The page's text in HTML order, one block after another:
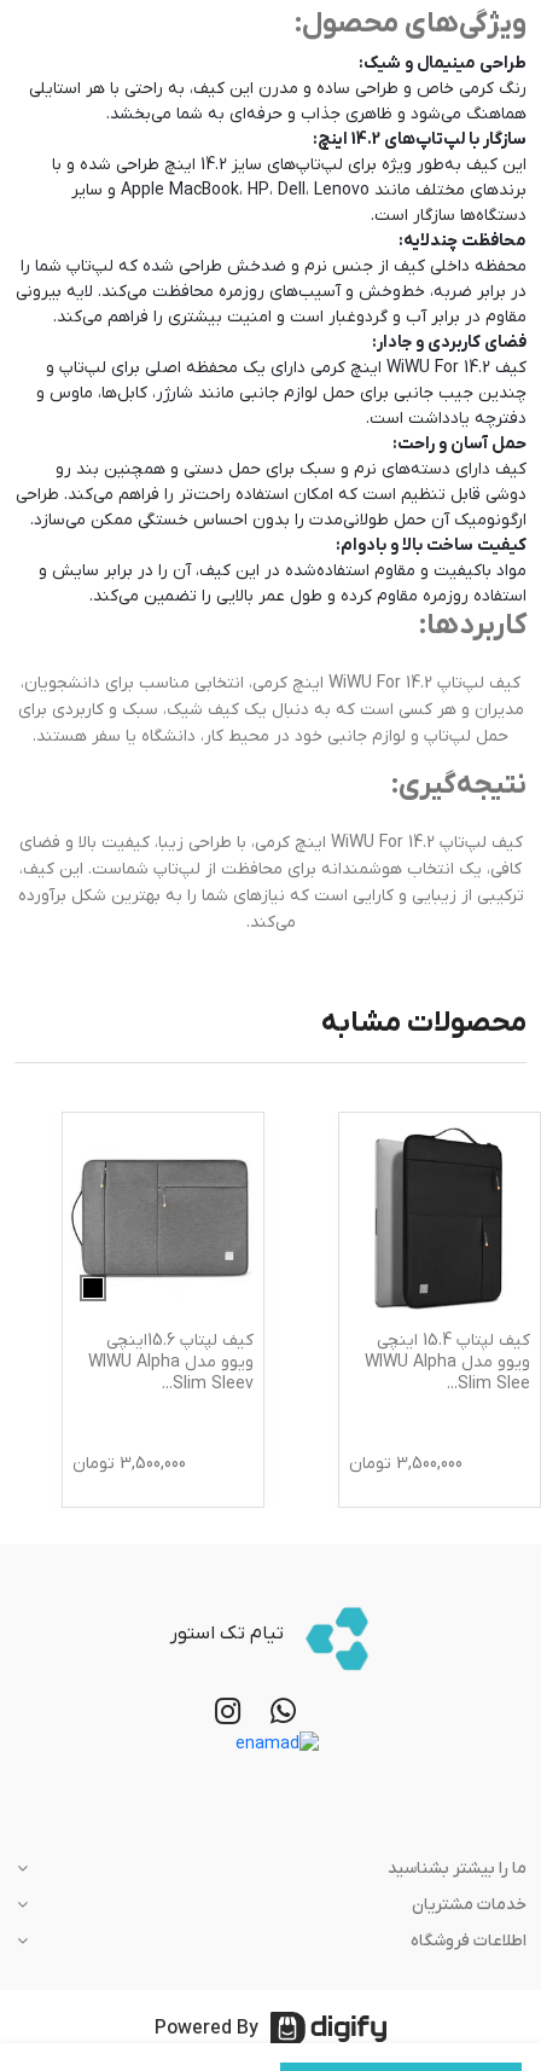
ویژگی‌های محصول:
طراحی مینیمال و شیک:
رنگ کرمی خاص و طراحی ساده و مدرن این کیف، به راحتی با هر استایلی
هماهنگ می‌شود و ظاهری جذاب و حرفه‌ای به شما می‌بخشد.
سازگار با لپ‌تاپ‌های 14.2 اینچ:
این کیف به‌طور ویژه برای لپ‌تاپ‌های سایز 14.2 اینچ طراحی شده و با
برندهای مختلف مانند Apple MacBook، HP، Dell، Lenovo و سایر
دستگاه‌ها سازگار است.
محافظت چندلایه:
محفظه داخلی کیف از جنس نرم و ضدخش طراحی شده که لپ‌تاپ شما را
در برابر ضربه، خط‌وخش و آسیب‌های روزمره محافظت می‌کند. لایه بیرونی
مقاوم در برابر آب و گردوغبار است و امنیت بیشتری را فراهم می‌کند.
فضای کاربردی و جادار:
کیف WiWU For 14.2 اینچ کرمی دارای یک محفظه اصلی برای لپ‌تاپ و
چندین جیب جانبی برای حمل لوازم جانبی مانند شارژر، کابل‌ها، ماوس و
دفترچه یادداشت است.
حمل آسان و راحت:
کیف دارای دسته‌های نرم و سبک برای حمل دستی و همچنین بند رو
دوشی قابل تنظیم است که امکان استفاده راحت‌تر را فراهم می‌کند. طراحی
ارگونومیک آن حمل طولانی‌مدت را بدون احساس خستگی ممکن می‌سازد.
کیفیت ساخت بالا و بادوام:
مواد باکیفیت و مقاوم استفاده‌شده در این کیف، آن را در برابر سایش و
استفاده روزمره مقاوم کرده و طول عمر بالایی را تضمین می‌کند.
کاربردها:
کیف لپ‌تاپ WiWU For 14.2 اینچ کرمی، انتخابی مناسب برای دانشجویان،
مدیران و هر کسی است که به دنبال یک کیف شیک، سبک و کاربردی برای
حمل لپ‌تاپ و لوازم جانبی خود در محیط کار، دانشگاه یا سفر هستند.
نتیجه‌گیری:
کیف لپ‌تاپ WiWU For 14.2 اینچ کرمی، با طراحی زیبا، کیفیت بالا و فضای
کافی، یک انتخاب هوشمندانه برای محافظت از لپ‌تاپ شماست. این کیف،
ترکیبی از زیبایی و کارایی است که نیازهای شما را به بهترین شکل برآورده
می‌کند.
محصولات مشابه
کیف لپتاپ 15.4 اینچی
ویوو مدل WIWU Alpha
Slim Slee
...
3,500,000 تومان
کیف لپتاپ 15.6اینچی
ویوو مدل WIWU Alpha
Slim Sleev
...
3,500,000 تومان
تیام تک استور
ما را بیشتر بشناسید
خدمات مشتریان
اطلاعات فروشگاه
Powered By